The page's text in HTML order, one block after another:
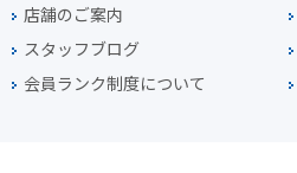
店舗のご案内
スタッフブログ
会員ランク制度について